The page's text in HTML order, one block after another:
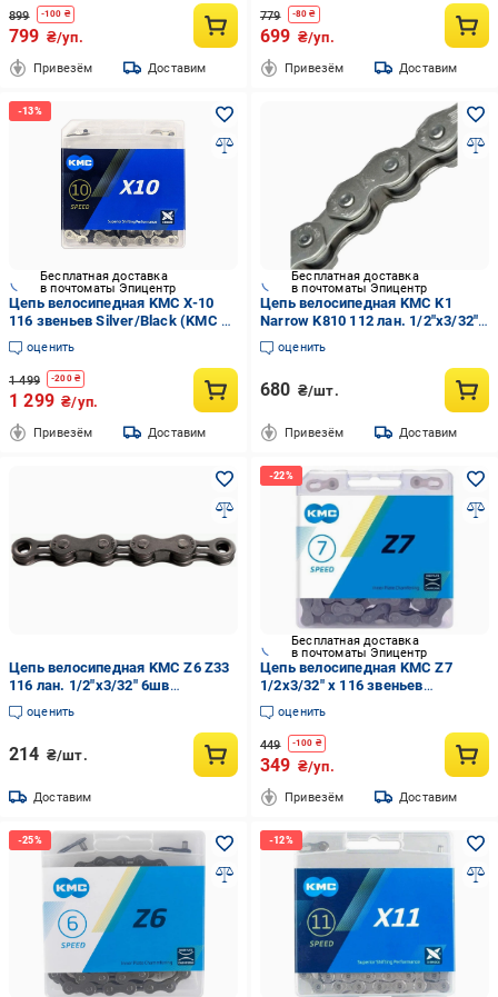
899 -100 ₴
799 ₴/уп.
Привезём Доставим
779 -80 ₴
699 ₴/уп.
Привезём Доставим
Бесплатная доставка
в почтоматы Эпицентр
Цепь велосипедная KMC X-10
116 звеньев Silver/Black (KMC X-
10 116 )
оценить
1 499 -200₴
1 299 ₴/уп.
Привезём Доставим
Бесплатная доставка
в почтоматы Эпицентр
Цепь велосипедная KMC K1
Narrow K810 112 лан. 1/2"x3/32"
Silver/Silver (CHA-11-02-50)
оценить
680 ₴/шт.
Привезём Доставим
Цепь велосипедная KMC Z6 Z33
116 лан. 1/2"x3/32" 6шв
Grey/Grey (CHA-08-10-50)
оценить
214 ₴/шт.
Доставим
Бесплатная доставка
в почтоматы Эпицентр
Цепь велосипедная KMC Z7
1/2x3/32" x 116 звеньев
Gray/Brown (34983609)
оценить
449 -100 ₴
349 ₴/уп.
Привезём Доставим